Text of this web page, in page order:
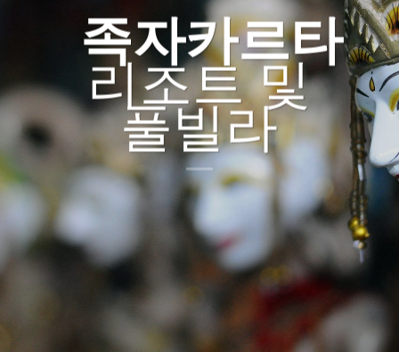
족자카르타
리조트 및
풀빌라